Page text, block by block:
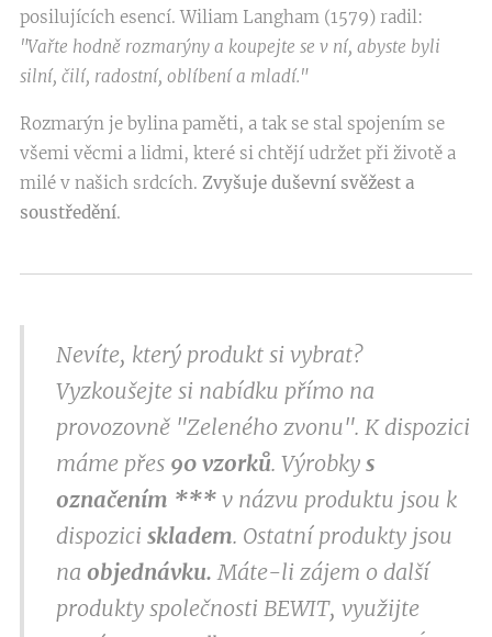
posilujících esencí. Wiliam Langham (1579) radil:
"Vařte hodně rozmarýny a koupejte se v ní, abyste byli
silní, čilí, radostní, oblíbení a mladí."
Rozmarýn je bylina paměti, a tak se stal spojením se
všemi věcmi a lidmi, které si chtějí udržet při životě a
milé v našich srdcích. Zvyšuje duševní svěžest a
soustředění.
Nevíte, který produkt si vybrat?
Vyzkoušejte si nabídku přímo na
provozovně "Zeleného zvonu". K dispozici
máme přes 90 vzorků. Výrobky s
označením *** v názvu produktu jsou k
dispozici skladem. Ostatní produkty jsou
na objednávku. Máte-li zájem o další
produkty společnosti BEWIT, využijte